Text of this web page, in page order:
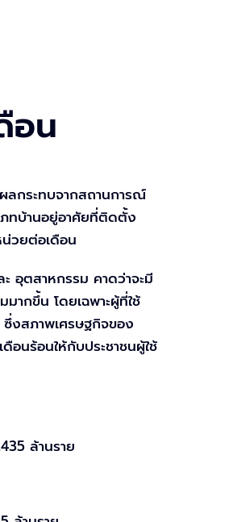
อน
ลกระทบจากสถานการณ์
ภทบ้านอยู่อาศัยที่ติดตั้ง
วยต่อเดือน
อุตสาหกรรม คาดว่าจะมี
ากขึ้น โดยเฉพาะผู้ที่ใช้
ซึ่งสภาพเศรษฐกิจของ
อนร้อนให้กับประชาชนผู้ใช้
ล้านราย